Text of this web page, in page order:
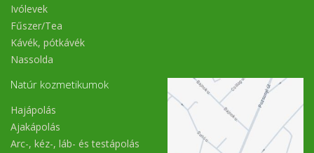
Ivólevek
Fűszer/Tea
Kávék, pótkávék
Nassolda
Natúr kozmetikumok
Hajápolás
Ajakápolás
Arc-, kéz-, láb- és testápolás